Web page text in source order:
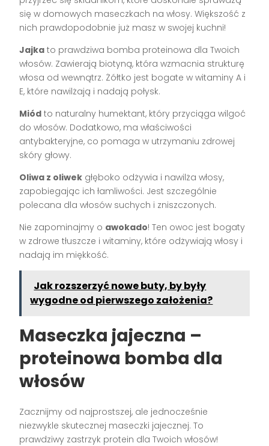
się w domowych maseczkach na włosy. Większość z
nich prawdopodobnie już masz w swojej kuchni!
Jajka to prawdziwa bomba proteinowa dla Twoich
włosów. Zawierają biotyną, która wzmacnia strukturę
włosa od wewnątrz. Żółtko jest bogate w witaminy A i
E, które nawilżają i nadają połysk.
Miód to naturalny humektant, który przyciąga wilgoć
do włosów. Dodatkowo, ma właściwości
antybakteryjne, co pomaga w utrzymaniu zdrowej
skóry głowy.
Oliwa z oliwek głęboko odżywia i nawilża włosy,
zapobiegając ich łamliwości. Jest szczególnie
polecana dla włosów suchych i zniszczonych.
Nie zapominajmy o awokado! Ten owoc jest bogaty
w zdrowe tłuszcze i witaminy, które odżywiają włosy i
nadają im miękkość.
Jak rozszerzyć nowe buty, by były
wygodne od pierwszego założenia?
Maseczka jajeczna –
proteinowa bomba dla
włosów
Zacznijmy od najprostszej, ale jednocześnie
niezwykle skutecznej maseczki jajecznej. To
prawdziwy zastrzyk protein dla Twoich włosów!